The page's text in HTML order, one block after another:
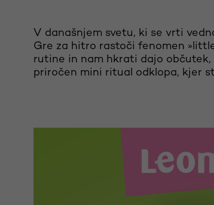
V današnjem svetu, ki se vrti
Gre za hitro rastoči fenomen
rutine in nam hkrati dajo občutek,
priročen mini ritual odklopa, kjer